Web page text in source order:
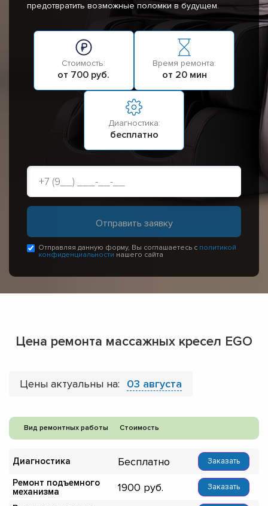
предотвратить возможные поломки в будущем.
Стоимость:
от 700 руб.
Время ремонта:
от 20 мин
Диагностика:
бесплатно
Отправляя данную форму, Вы соглашаетесь с политикой
конфиденциальности нашего сайта
Цена ремонта массажных кресел EGO
Цены актуальны на: 03 августа
Вид ремонтных работы Стоимость
Диагностика Бесплатно Заказать
Ремонт подъемного
механизма
1900 Заказать